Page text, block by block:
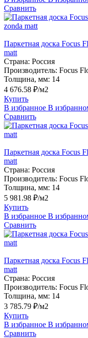
Сравнить
Паркетная доска Focus
matt
Страна: Россия
Производитель: Focus
Толщина, мм: 14
4 676.58 ₽/м2
Купить
В избранное В
Сравнить
Паркетная доска Focus
matt
Страна: Россия
Производитель: Focus
Толщина, мм: 14
5 981.98 ₽/м2
Купить
В избранное В
Сравнить
Паркетная доска Focus
matt
Страна: Россия
Производитель: Focus
Толщина, мм: 14
3 785.79 ₽/м2
Купить
В избранное В
Сравнить